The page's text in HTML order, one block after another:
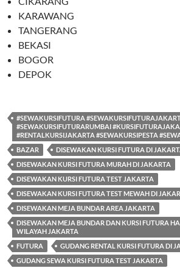
KARAWANG
TANGERANG
BEKASI
BOGOR
DEPOK
#SEWAKURSIFUTURA
#SEWAKURSIFUTURARUMBAI
#RENTALKURSIJAKARTA #SEWAKURSIPESTA
BAZAR
DISEWAKAN KURSI FUTURA DI
DISEWAKAN KURSI FUTURA MURAH DI JAKARTA
DISEWAKAN KURSI FUTURA TEST JAKARTA
DISEWAKAN KURSI FUTURA TEST MEWAH DI
DISEWAKAN MEJA BUNDAR AREA JAKARTA
DISEWAKAN MEJA BUNDAR DAN KURSI FUTURA
WILAYAH JAKARTA
FUTURA
GUDANG RENTAL KURSI FUTURA DI
GUDANG SEWA KURSI FUTURA TEST JAKARTA